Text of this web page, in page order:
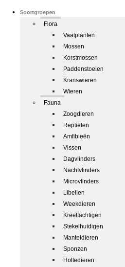
Soortgroepen
Flora
Vaatplanten
Mossen
Korstmossen
Paddenstoelen
Kranswieren
Wieren
Fauna
Zoogdieren
Reptielen
Amfibieën
Vissen
Dagvlinders
Nachtvlinders
Microvlinders
Libellen
Weekdieren
Kreeftachtigen
Stekelhuidigen
Manteldieren
Sponzen
Holtedieren